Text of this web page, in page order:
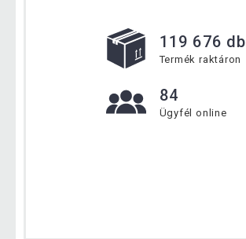
119 676 db
Termék raktáron
84
Ügyfél online